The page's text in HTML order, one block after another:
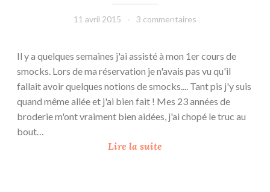
11 avril 2015 leffetmain
3 commentaires
Il y a quelques semaines j'ai assisté à mon 1er cours de
smocks. Lors de ma réservation je n'avais pas vu qu'il
fallait avoir quelques notions de smocks.... Tant pis j'y suis
quand même allée et j'ai bien fait ! Mes 23 années de
broderie m'ont vraiment bien aidées, j'ai chopé le truc au
bout…
Lire la suite